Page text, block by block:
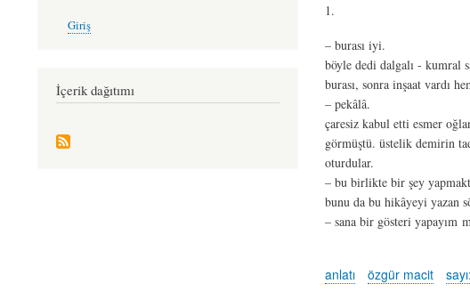
1.
– burası iyi.
böyle dedi dalgalı - kumral
burası, sonra inşaat vardı
– pekâlâ.
çaresiz kabul etti esmer
görmüştü. üstelik demirin
oturdular.
– bu birlikte bir şey
bunu da bu hikâyeyi yazan
– sana bir gösteri yapayım
anlatı özgür macit
account
Giriş
İçerik dağıtımı